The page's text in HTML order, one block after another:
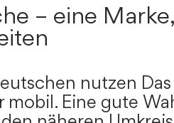
– eine
nutzen
mobil. Eine gute